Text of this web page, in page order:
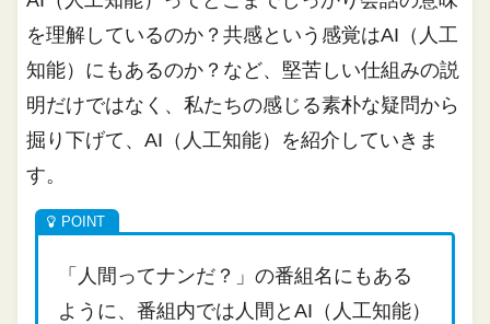
を理解しているのか？共感という感覚はAI（人工
知能）にもあるのか？など、堅苦しい仕組みの説
明だけではなく、私たちの感じる素朴な疑問から
掘り下げて、AI（人工知能）を紹介していきま
す。
「人間ってナンだ？」の番組名にもある
ように、番組内では人間とAI（人工知能）